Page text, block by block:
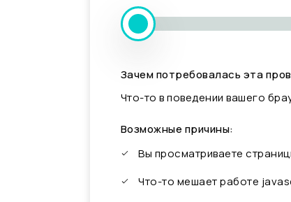
Зачем потребовалась эта
Что-то в поведении вашего
Возможные причины:
Вы просматриваете
Что-то мешает работе